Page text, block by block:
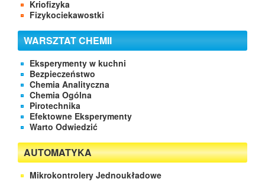
Kriofizyka
Fizykociekawostki
WARSZTAT CHEMII
Eksperymenty w kuchni
Bezpieczeństwo
Chemia Analityczna
Chemia Ogólna
Pirotechnika
Efektowne Eksperymenty
Warto Odwiedzić
AUTOMATYKA
Mikrokontrolery Jednoukładowe